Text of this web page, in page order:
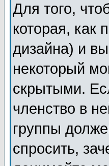
Для того,
которая, как
дизайна) и
некоторый
скрытыми.
членство в
группы
спросить,